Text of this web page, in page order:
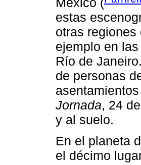
estas
otras
ejemplo en
Río de
de personas
Jornada, 24
y al suelo.
En el planeta
el décimo